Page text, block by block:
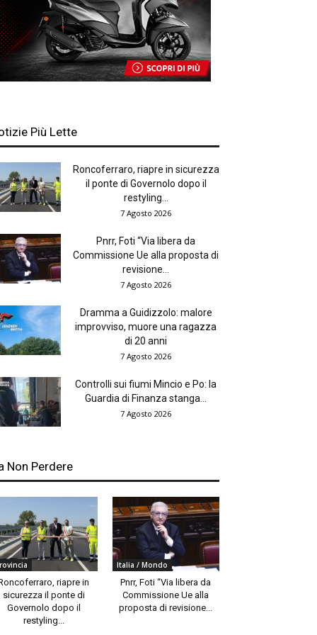
Più Lette
Roncoferraro, riapre in sicurezza
il ponte di Governolo dopo il
restyling...
7 Agosto 2026
Pnrr, Foti “Via libera da
Commissione Ue alla proposta di
revisione...
7 Agosto 2026
Dramma a Guidizzolo: malore
improvviso, muore una ragazza
di 20 anni
7 Agosto 2026
Controlli sui fiumi Mincio e Po: la
Guardia di Finanza stanga...
7 Agosto 2026
Non Perdere
riapre in
sicurezza il ponte di
Governolo dopo il
restyling...
Italia / Mondo
Pnrr, Foti “Via libera da
Commissione Ue alla
proposta di revisione...